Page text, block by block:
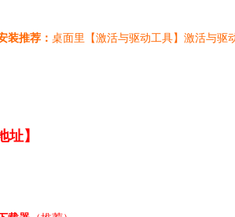
装推荐： 桌面里【激活与驱动工具】激活与驱
址】